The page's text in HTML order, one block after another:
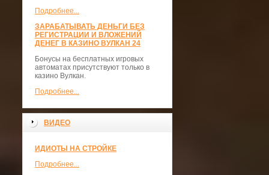
Подробнее...
ЗАРАБАТЫВАТЬ ДЕНЬГИ БЕЗ
РЕГИСТРАЦИИ И ВЛОЖЕНИЙ
ДЕНЕГ В КАЗИНО ВУЛКАН 24
Бонусы на бесплатных игровых
автоматах присутствуют только в
казино Вулкан.
Подробнее...
ВИДЕО
ИДИОТЫ НА СТРОЙКЕ
Подробнее...